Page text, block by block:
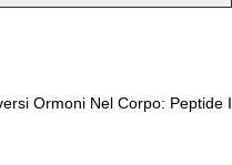
Ormoni Nel Corpo: Peptide